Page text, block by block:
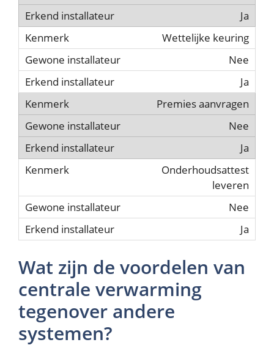
Ja
Wettelijke keuring
Nee
Ja
Premies aanvragen
Nee
Ja
Onderhoudsattest
leveren
Nee
Ja
Wat zijn de voordelen van
centrale verwarming
tegenover andere
systemen?